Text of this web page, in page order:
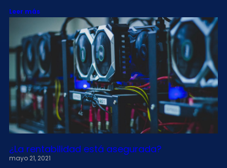
Leer más
¿La rentabilidad está asegurada?
mayo 21, 2021